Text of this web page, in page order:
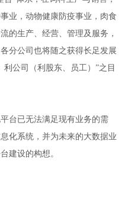
业，动物健康防疫事业，肉食
的生产、经营、管理及服务，
分公司也将随之获得长足发展
公司（利股东、员工）”之目
台已无法满足现有业务的需
化系统，并为未来的大数据业
建设的构想。